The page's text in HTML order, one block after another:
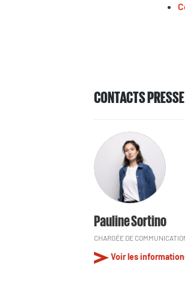
CONTACTS PRESSE
Pauline Sortino
CHARGÉE DE
Voir les